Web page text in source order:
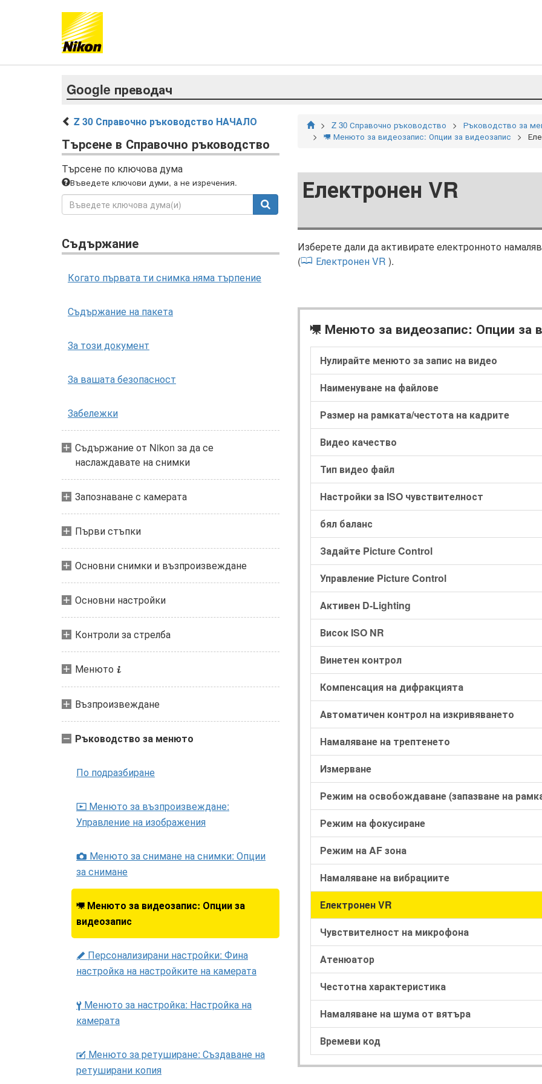
Google преводач
Z 30 Справочно ръководство НАЧАЛО
Търсене в Справочно ръководство
Търсене по ключова дума
Въведете ключови думи, а не изречения.
Съдържание
Когато първата ти снимка няма търпение
Съдържание на пакета
За този документ
За вашата безопасност
Забележки
Съдържание от Nikon за да се
наслаждавате на снимки
Запознаване с камерата
Първи стъпки
Основни снимки и възпроизвеждане
Основни настройки
Контроли за стрелба
Менюто i
Възпроизвеждане
Ръководство за менюто
По подразбиране
D Менюто за възпроизвеждане:
Управление на изображения
C Менюто за снимане на снимки: Опции
за снимане
1 Менюто за видеозапис: Опции за
видеозапис
A Персонализирани настройки: Фина
настройка на настройките на камерата
B Менюто за настройка: Настройка на
камерата
N Менюто за ретуширане: Създаване на
ретуширани копия
Z 30 Справочно ръководство Ръководство за
1 Менюто за видеозапис: Опции за видеозапис
Електронен VR
Изберете дали да активирате електронното
(
Електронен VR ).
1 Менюто за видеозапис: Опции за
Нулирайте менюто за запис на видео
Наименуване на файлове
Размер на рамката/честота на кадрите
Видео качество
Тип видео файл
Настройки за ISO чувствителност
бял баланс
Задайте Picture Control
Управление Picture Control
Активен D-Lighting
Висок ISO NR
Винетен контрол
Компенсация на дифракцията
Автоматичен контрол на изкривяването
Намаляване на трептенето
Измерване
Режим на освобождаване (запазване на
Режим на фокусиране
Режим на AF зона
Намаляване на вибрациите
Електронен VR
Чувствителност на микрофона
Атенюатор
Честотна характеристика
Намаляване на шума от вятъра
Времеви код